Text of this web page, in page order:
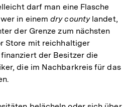
darf man eine Flasche
in einemdry countylandet,
der Grenze zum nächsten
Store mit reichhaltiger
der Besitzer die
die im Nachbarkreis für das